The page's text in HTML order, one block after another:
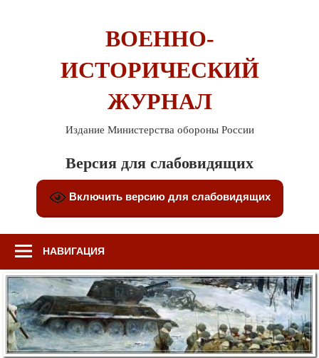
ВОЕННО-
ИСТОРИЧЕСКИЙ
ЖУРНАЛ
Издание Министерства обороны России
Версия для слабовидящих
Включить версию для слабовидящих
НАВИГАЦИЯ